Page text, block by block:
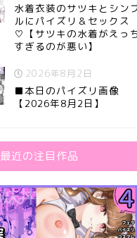
水着衣装のサツキとシン
ルにパイズリ＆セックス
♡【サツキの水着がえっ
すぎるのが悪い】
2026年8月2日
■本日のパイズリ画像
【2026年8月2日】
最近の注目作品